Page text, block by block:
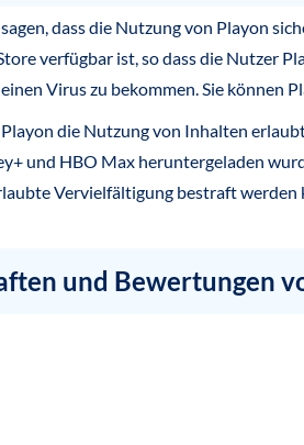
dass die Nutzung von Playon
verfügbar ist, so dass die Nutzer
Virus zu bekommen. Sie können
Playon die Nutzung von Inhalten
und HBO Max heruntergeladen
Vervielfältigung bestraft werden
und Bewertungen